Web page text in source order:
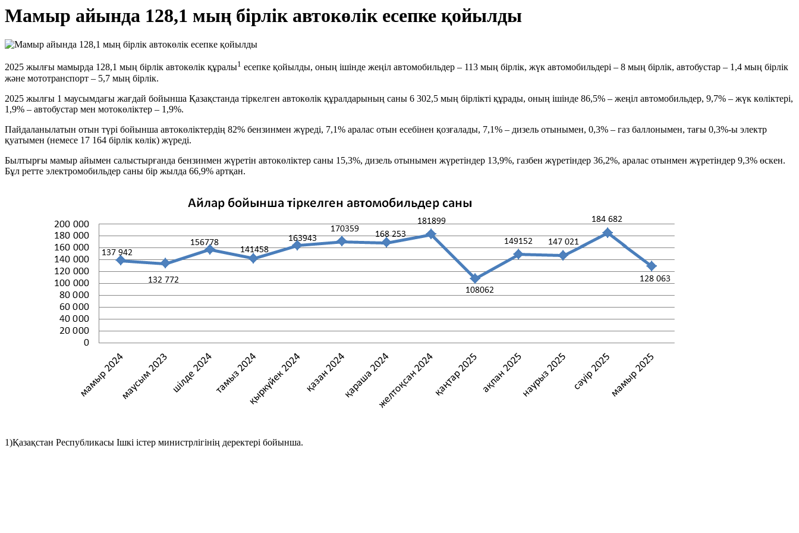
Мамыр айында 128,1 мың бірлік автокөлік есепке қойылды
2025 жылғы мамырда 128,1 мың бірлік автокөлік құралы1 есепке қойылды, оның ішінде жеңіл автомобильдер – 113 мың бірлік, жүк автомобильдері – 8 мың бірлік, автобустар – 1,4 мың бірлік
және мототранспорт – 5,7 мың бірлік.
2025 жылғы 1 маусымдағы жағдай бойынша Қазақстанда тіркелген автокөлік құралдарының саны 6 302,5 мың бірлікті құрады, оның ішінде 86,5% – жеңіл автомобильдер, 9,7% – жүк көліктері,
1,9% – автобустар мен мотокөліктер – 1,9%.
Пайдаланылатын отын түрі бойынша автокөліктердің 82% бензинмен жүреді, 7,1% аралас отын есебінен қозғалады, 7,1% – дизель отынымен, 0,3% – газ баллонымен, тағы 0,3%-ы электр
қуатымен (немесе 17 164 бірлік көлік) жүреді.
Былтырғы мамыр айымен салыстырғанда бензинмен жүретін автокөліктер саны 15,3%, дизель отынымен жүретіндер 13,9%, газбен жүретіндер 36,2%, аралас отынмен жүретіндер 9,3% өскен.
Бұл ретте электромобильдер саны бір жылда 66,9% артқан.
1)Қазақстан Республикасы Ішкі істер министрлігінің деректері бойынша.